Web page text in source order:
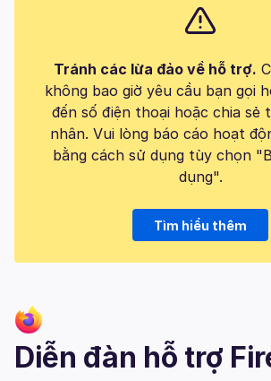
Tránh các lừa đảo về hỗ trợ.
không bao giờ yêu cầu bạn gọi
đến số điện thoại hoặc chia sẻ
nhân. Vui lòng báo cáo hoạt
bằng cách sử dụng tùy chọn
dụng".
Tìm hiểu thêm
Diễn đàn hỗ trợ